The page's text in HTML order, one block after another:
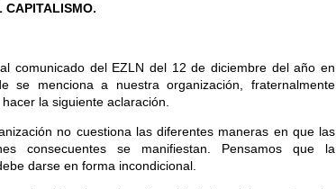
CAPITALISMO.
comunicado del EZLN del 12 de diciembre del año en
se menciona a nuestra organización, fraternalmente
la siguiente aclaración.
no cuestiona las diferentes maneras en que las
consecuentes se manifiestan. Pensamos que la
darse en forma incondicional.